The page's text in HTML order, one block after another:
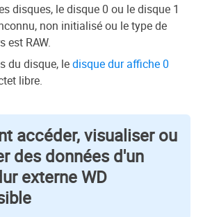
disques, le disque 0 ou le disque 1
non initialisé ou le type de
est RAW.
du disque, ledisque dur affiche 0
libre.
accéder, visualiser ou
des données d'un
externe WD